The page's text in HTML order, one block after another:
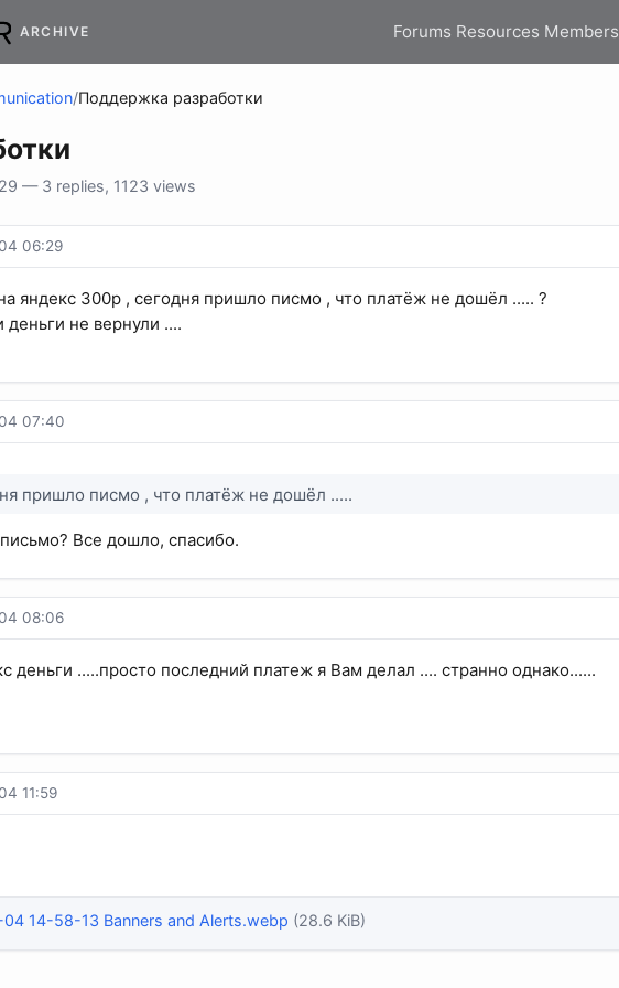
ARCHIVE Forums Resources Members
/Поддержка разработки
— 3 replies, 1123 views
06:29
яндекс 300р , сегодня пришло писмо , что платёж не дошёл ..... ?
деньги не вернули ....
07:40
пришло писмо , что платёж не дошёл .....
Все дошло, спасибо.
08:06
деньги .....просто последний платеж я Вам делал .... странно однако......
11:59
14-58-13 Banners and Alerts.webp (28.6 KiB)